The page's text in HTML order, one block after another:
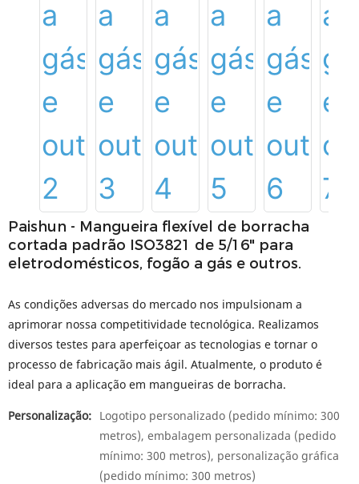
Paishun - Mangueira flexível de borracha
cortada padrão ISO3821 de 5/16" para
eletrodomésticos, fogão a gás e outros.
As condições adversas do mercado nos impulsionam a
aprimorar nossa competitividade tecnológica. Realizamos
diversos testes para aperfeiçoar as tecnologias e tornar o
processo de fabricação mais ágil. Atualmente, o produto é
ideal para a aplicação em mangueiras de borracha.
Personalização: Logotipo personalizado (pedido mínimo: 300
metros), embalagem personalizada (pedido
mínimo: 300 metros), personalização gráfica
(pedido mínimo: 300 metros)